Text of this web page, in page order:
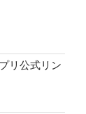
リ公式リン